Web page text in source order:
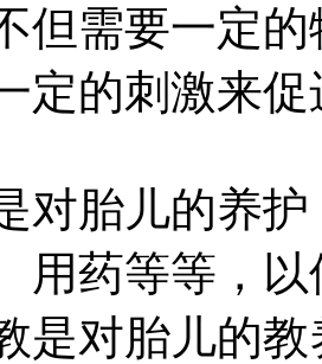
但需要一定
定的刺激来
胎儿的养护
用药等等，
是对胎儿的